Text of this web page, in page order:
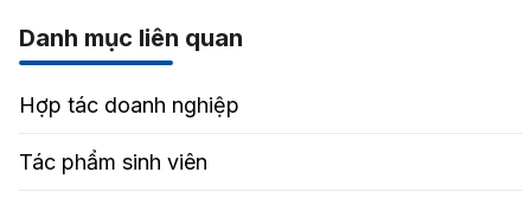
Danh mục liên quan
Hợp tác doanh nghiệp
Tác phẩm sinh viên